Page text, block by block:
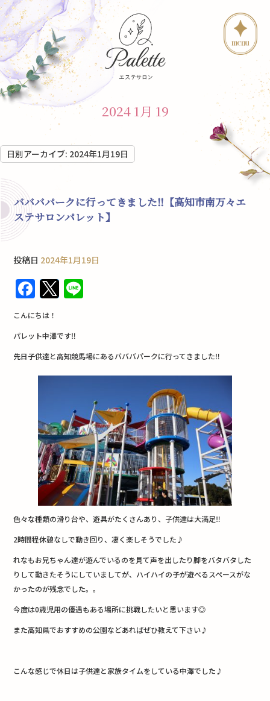
2024 1月 19
日別アーカイブ: 2024年1月19日
バババパークに行ってきました‼︎【高知市南万々エ
ステサロンパレット】
投稿日 2024年1月19日
F
a
c
e
b
o
k
T
it
te
r
こんにちは！
パレット中澤です‼︎
先日子供達と高知競馬場にあるバババパークに行ってきました‼︎
色々な種類の滑り台や、遊具がたくさんあり、子供達は大満足‼︎
2時間程休憩なしで動き回り、凄く楽しそうでした♪
れなもお兄ちゃん達が遊んでいるのを見て声を出したり脚をバタバタした
りして動きたそうにしていましてが、ハイハイの子が遊べるスペースがな
かったのが残念でした。。
今度は0歳児用の優遇もある場所に挑戦したいと思います◎
また高知県でおすすめの公園などあればぜひ教えて下さい♪
こんな感じで休日は子供達と家族タイムをしている中澤でした♪